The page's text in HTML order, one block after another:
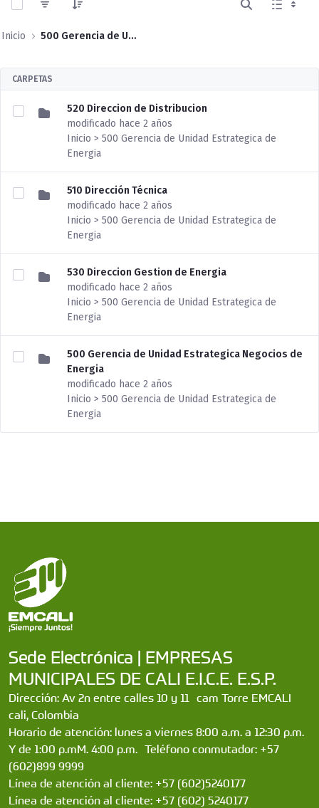
Inicio 500 Gerencia de Unidad Estrategica de Energia
CARPETAS
520 Direccion de Distribucion
modificado hace 2 años
Inicio > 500 Gerencia de Unidad Estrategica de
Energia
510 Dirección Técnica
modificado hace 2 años
Inicio > 500 Gerencia de Unidad Estrategica de
Energia
530 Direccion Gestion de Energia
modificado hace 2 años
Inicio > 500 Gerencia de Unidad Estrategica de
Energia
500 Gerencia de Unidad Estrategica Negocios de
Energia
modificado hace 2 años
Inicio > 500 Gerencia de Unidad Estrategica de
Energia
Sede Electrónica | EMPRESAS
MUNICIPALES DE CALI E.I.C.E. E.S.P.
Dirección: Av 2n entre calles 10 y 11 cam Torre EMCALI
cali, Colombia
Horario de atención: lunes a viernes 8:00 a.m. a 12:30 p.m.
Y de 1:00 p.mM. 4:00 p.m. Teléfono conmutador: +57
(602)899 9999
Línea de atención al cliente: +57 (602)5240177
Línea de atención al cliente: +57 (602) 5240177